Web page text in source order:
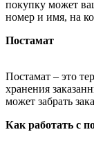
покупку может
номер и имя, на
Постамат
Постамат – это
хранения
может забрать
Как работать с